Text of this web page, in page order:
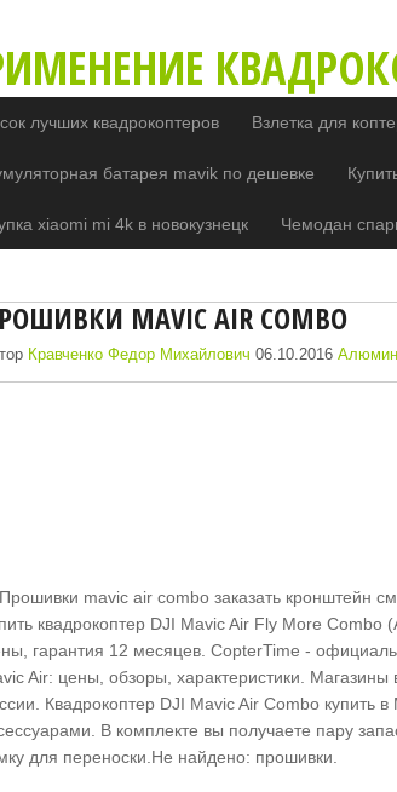
лучших квадрокоптеров Взлетка для
батарея mavik по дешевке
xiaomi mi 4k в новокузнецк Чемодан
MAVIC AIR COMBO
Кравченко Федор Михайлович 06.10.2016
квадрокоптер DJI Mavic Air Fly More Combo
гарантия 12 месяцев. CopterTime -
Air: цены, обзоры, характеристики.
Квадрокоптер DJI Mavic Air Combo купить
В комплекте вы получаете пару
для переноски.Не найдено: прошивки.